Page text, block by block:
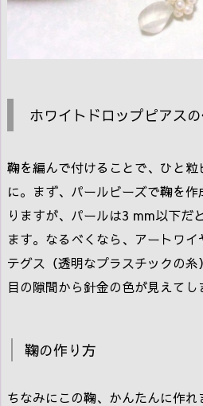
ホワイトドロップピアス
鞠を編んで付けることで、ひと
に。まず、パールビーズで鞠を
りますが、パールは3 mm以下だ
ます。なるべくなら、アートワイ
テグス（透明なプラスチックの
目の隙間から針金の色が見えてし
鞠の作り方
ちなみにこの鞠、かんたんに作れ